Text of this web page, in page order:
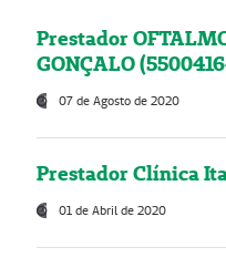
Prestador
GONÇALO
07 de Agosto de 2020
Prestador Clínica
01 de Abril de 2020